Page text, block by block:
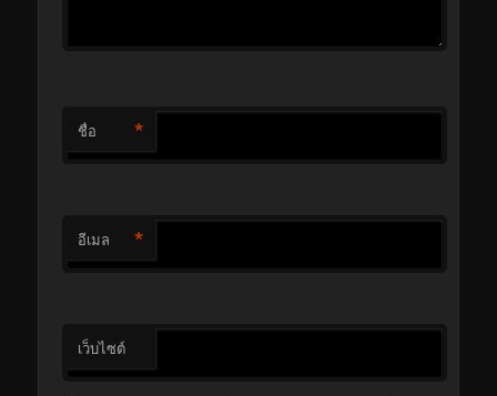
ชื่อ *
อีเมล *
เว็บไซต์